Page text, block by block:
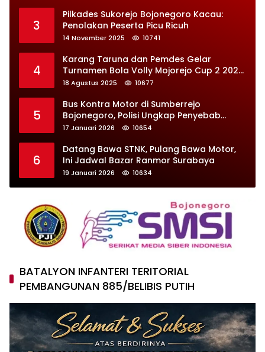
3
Pilkades Sukorejo Bojonegoro Kacau:
Penolakan Peserta Picu Ricuh
14 November 2025 10741
4
Karang Taruna dan Pemdes Gelar
Turnamen Bola Volly Mojorejo Cup 2 2025,
Diikuti 28 Tim
18 Agustus 2025 10677
5
Bus Kontra Motor di Sumberrejo
Bojonegoro, Polisi Ungkap Penyebab
Kecelakaan
17 Januari 2026 10654
6
Datang Bawa STNK, Pulang Bawa Motor,
Ini Jadwal Bazar Ranmor Surabaya
19 Januari 2026 10634
BATALYON INFANTERI TERITORIAL
PEMBANGUNAN 885/BELIBIS PUTIH